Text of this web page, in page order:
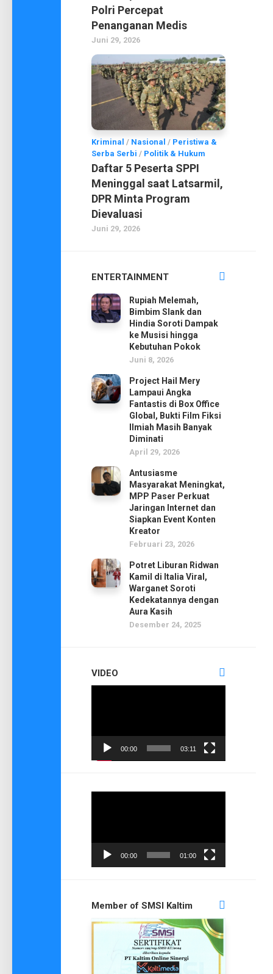
Polri Percepat
Penanganan Medis
Juni 29, 2026
Kriminal / Nasional / Peristiwa &
Serba Serbi / Politik & Hukum
Daftar 5 Peserta SPPI
Meninggal saat Latsarmil,
DPR Minta Program
Dievaluasi
Juni 29, 2026
ENTERTAINMENT
Rupiah Melemah,
Bimbim Slank dan
Hindia Soroti Dampak
ke Musisi hingga
Kebutuhan Pokok
Juni 8, 2026
Project Hail Mery
Lampaui Angka
Fantastis di Box Office
Global, Bukti Film Fiksi
Ilmiah Masih Banyak
Diminati
April 29, 2026
Antusiasme
Masyarakat Meningkat,
MPP Paser Perkuat
Jaringan Internet dan
Siapkan Event Konten
Kreator
Februari 23, 2026
Potret Liburan Ridwan
Kamil di Italia Viral,
Warganet Soroti
Kedekatannya dengan
Aura Kasih
Desember 24, 2025
VIDEO
00:00 03:11
00:00 01:00
Member of SMSI Kaltim